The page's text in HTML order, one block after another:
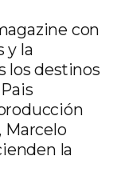
con
y la
los destinos
Marcelo
la